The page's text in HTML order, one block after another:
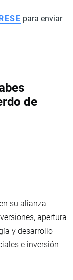
para enviar
de
su alianza
apertura
y desarrollo
e inversión